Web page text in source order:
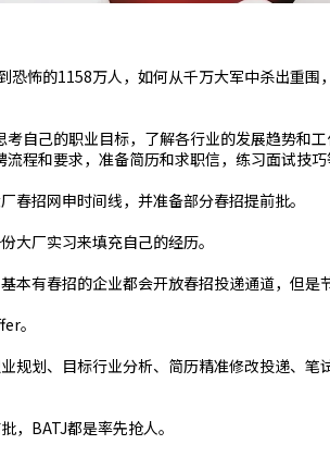
恐怖的1158万人，如何从千万大军中杀出重围
自己的职业目标，了解各行业的发展趋势和
程和要求，准备简历和求职信，练习面试技巧
春招网申时间线，并准备部分春招提前批。
大厂实习来填充自己的经历。
本有春招的企业都会开放春招投递通道，但是
。
规划、目标行业分析、简历精准修改投递、
，BATJ都是率先抢人。